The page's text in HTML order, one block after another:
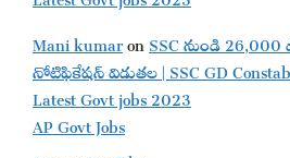
Mani kumaronSSC నుండి
నోటిఫికేషన్ విడుతల | SSC GD
Latest Govt jobs 2023
AP Govt Jobs